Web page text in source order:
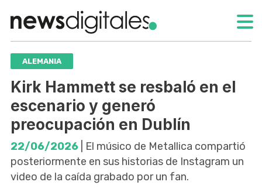
ALEMANIA
Kirk Hammett se resbaló en el
escenario y generó
preocupación en Dublín
22/06/2026 | El músico de Metallica compartió
posteriormente en sus historias de Instagram un
video de la caída grabado por un fan.